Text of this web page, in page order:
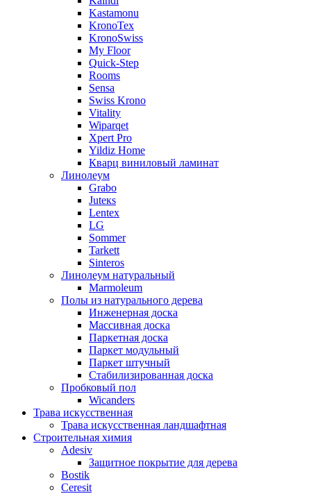
Kastamonu
KronoTex
KronoSwiss
My Floor
Quick-Step
Rooms
Sensa
Swiss Krono
Vitality
Wiparqet
Xpert Pro
Yildiz Home
Кварц виниловый ламинат
Линолеум
Grabo
Juteкs
Lentex
LG
Sommer
Tarkett
Sinteros
Линолеум натуральный
Marmoleum
Полы из натурального дерева
Инженерная доска
Массивная доска
Паркетная доска
Паркет модульный
Паркет штучный
Стабилизированная доска
Пробковый пол
Wicanders
Трава искусственная
Трава искусственная ландшафтная
Строительная химия
Adesiv
Защитное покрытие для дерева
Bostik
Ceresit